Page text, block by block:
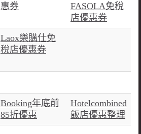
惠券
FASOLA免稅
店優惠券
Laox樂購仕免
稅店優惠券
Booking年底前
85折優惠
Hotelcombined
飯店優惠整理